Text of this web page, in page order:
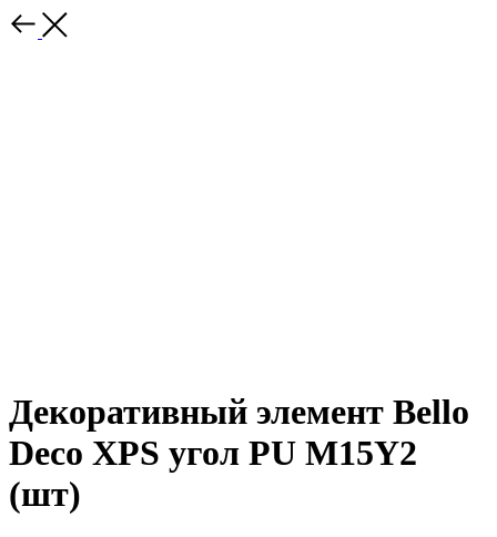
Декоративный элемент Bello
Deco XPS угол PU M15Y2
(шт)